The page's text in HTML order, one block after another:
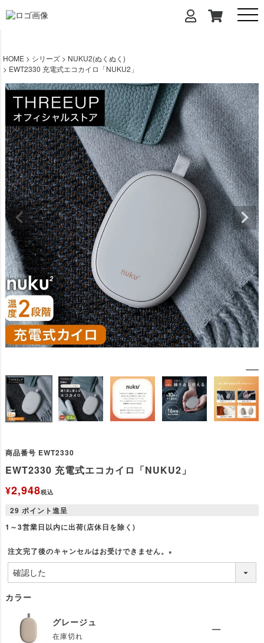
HOME シリーズ
NUKU2(ぬくぬく)
EWT2330 充電式エコカイロ「NUKU2」
商品番号 EWT2330
EWT2330 充電式エコカイロ「NUKU2」
¥2,948税込
29 ポイント進呈
1～3営業日以内に出荷(店休日を除く)
注文完了後のキャンセルはお受けできません。
必
カラー
グレージュ
在庫切れ
—